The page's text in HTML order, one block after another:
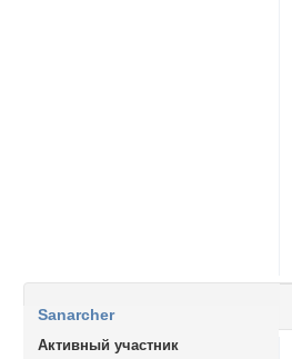
Sanarcher
Активный участник